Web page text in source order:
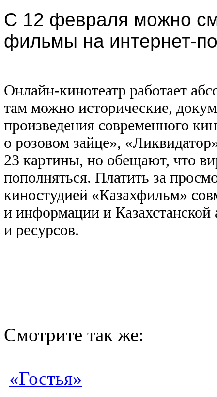
С 12 февраля можно
фильмы на интернет-
Онлайн-кинотеатр работает
там можно исторические,
произведения современного
о розовом зайце»,
23 картины, но обещают, что
пополняться. Платить за
киностудией «Казахфильм»
и информации и Казахстанской
и ресурсов.
Смотрите так же:
«Гостья»